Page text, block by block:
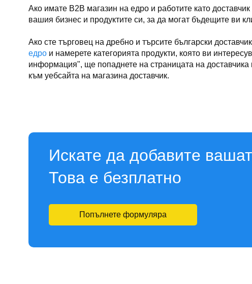
Ако имате B2B магазин на едро и работите като
вашия бизнес и продуктите си, за да могат бъдещите ви
Ако сте търговец на дребно и търсите български
едро и намерете категорията продукти, която ви
информация", ще попаднете на страницата на
към уебсайта на магазина доставчик.
Искате да добавите
Това е безплатно
Попълнете формуляра